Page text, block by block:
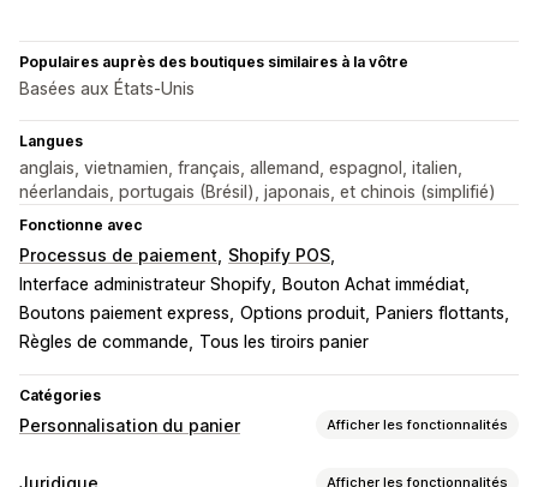
Populaires auprès des boutiques similaires à la vôtre
Basées aux États-Unis
Langues
anglais, vietnamien, français, allemand, espagnol, italien,
néerlandais, portugais (Brésil), japonais, et chinois (simplifié)
Fonctionne avec
Processus de paiement Shopify POS
Interface administrateur Shopify
Bouton Achat immédiat
Boutons paiement express Options produit
Paniers flottants
Règles de commande
Tous les tiroirs panier
Catégories
Personnalisation du panier Afficher les fonctionnalités
Affichage du panier
Afficher les fonctionnalités